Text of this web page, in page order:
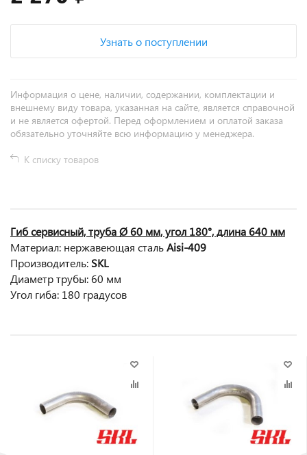
Узнать о поступлении
Информация о цене, наличии, содержании, комплектации и
внешнему виду товара, указанная на сайте, является справочной
и не является офертой. Перед оформлением и оплатой заказа
обязательно уточняйте всю информацию у менеджера.
К списку товаров
Гиб сервисный, труба Ø 60 мм, угол 180°, длина 640 мм
Материал: нержавеющая стальAisi-409
Производитель: SKL
Диаметр трубы: 60 мм
Угол гиба: 180 градусов